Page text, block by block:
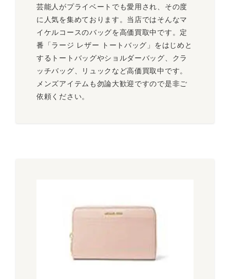
芸能人がプライベートでも愛用され、その度
に人気を集めております。当店ではそんなマ
イケルコースのバッグを高価買取中です。定
番「ラージ レザー トートバッグ」をはじめと
するトートバッグやショルダーバッグ、クラ
ッチバッグ、リュックなど高価買取中です。
メンズアイテムも勿論大歓迎ですので是非ご
依頼ください。